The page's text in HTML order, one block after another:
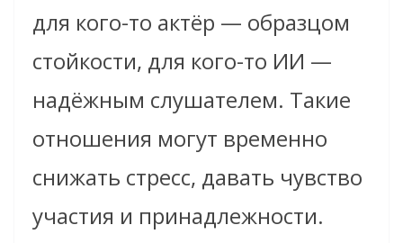
для кого-то актёр — образцом
стойкости, для кого-то ИИ —
надёжным слушателем. Такие
отношения могут временно
снижать стресс, давать чувство
участия и принадлежности.